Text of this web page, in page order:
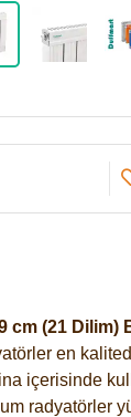
cm (21
en
içerisinde
radyatörler